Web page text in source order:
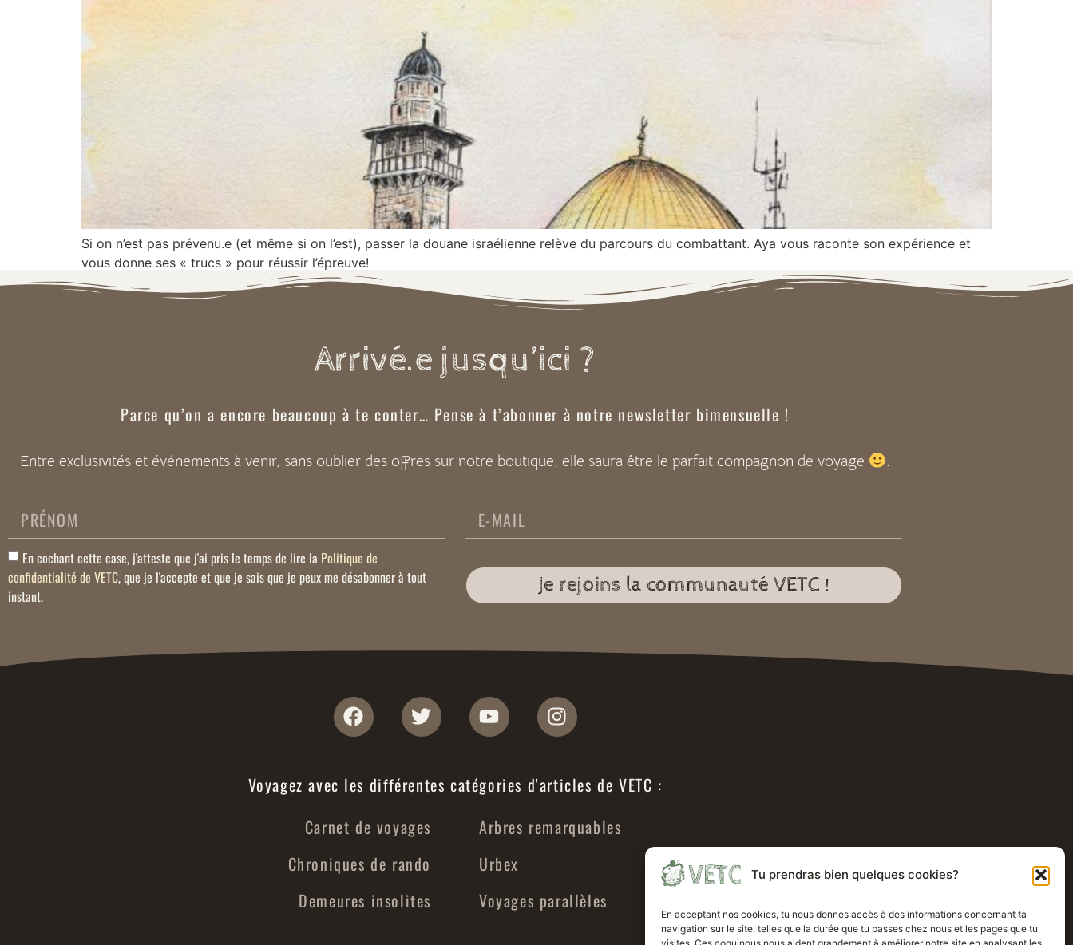
Tu prendras bien quelques cookies?
En acceptant nos cookies, tu nous donnes accès à des informations concernant ta
navigation sur le site, telles que la durée que tu passes chez nous et les pages que tu
Si on n’est pas prévenu.e (et même si on l’est), passer la douane israélienne relève du parcours du combattant. Aya vous raconte son expérience et
vous donne ses « trucs » pour réussir l’épreuve!
Arrivé.e jusqu’ici ?
Parce qu’on a encore beaucoup à te conter… Pense à t’abonner à notre newsletter bimensuelle !
Entre exclusivités et événements à venir, sans oublier des offres sur notre boutique, elle saura être le parfait compagnon de voyage .
En cochant cette case, j'atteste que j'ai pris le temps de lire la Politique de
confidentialité de VETC, que je l'accepte et que je sais que je peux me désabonner à tout
instant.
Je rejoins la communauté VETC !
Voyagez avec les différentes catégories d'articles de VETC :
Carnet de voyages
Chroniques de rando
Demeures insolites
Arbres remarquables
Urbex
Voyages parallèles